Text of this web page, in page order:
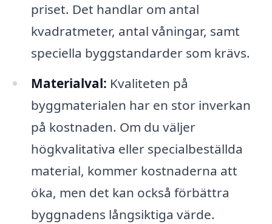
priset. Det handlar om antal
kvadratmeter, antal våningar, samt
speciella byggstandarder som krävs.
Materialval: Kvaliteten på
byggmaterialen har en stor inverkan
på kostnaden. Om du väljer
högkvalitativa eller specialbeställda
material, kommer kostnaderna att
öka, men det kan också förbättra
byggnadens långsiktiga värde.